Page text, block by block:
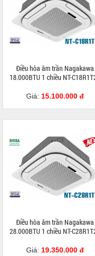
Điều hòa âm trần Nagakawa
18.000BTU 1 chiều NT-
Giá: 15.100.000 đ
Điều hòa âm trần Nagakawa
28.000BTU 1 chiều NT-
Giá: 19.350.000 đ